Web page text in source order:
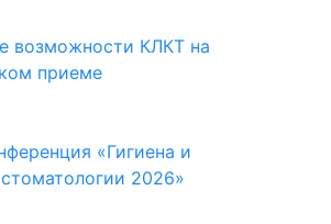
возможности КЛКТ на
приеме
«Гигиена и
2026»